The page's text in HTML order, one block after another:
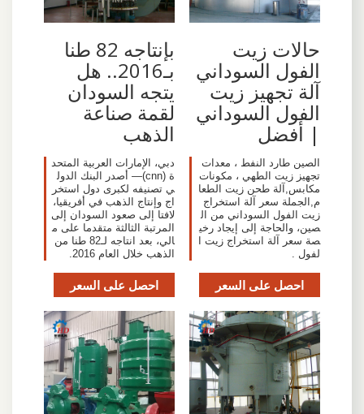
حالات زيت
الفول السوداني
آلة تجهيز زيت
الفول السوداني
| أفضل
الصين طارد النفط ، معدات
تجهيز زيت الطهي ، مكونات
مكابس,آلة طحن زيت الطعا
م,الجملة سعر آلة استخراج
زيت الفول السوداني من ال
صين، والحاجة إلى إيجاد رخي
صة سعر آلة استخراج زيت ا
لفول .
احصل على السعر
بإنتاجه 82 طنا
بـ2016.. هل
يتجه السودان
لقمة صناعة
الذهب
دبي، الإمارات العربية المتحد
ة (cnn)— أصدر البنك الدول
ي تصنيفه لكبرى دول استخر
اج وإنتاج الذهب في أفريقيا،
لافتا إلى صعود السودان إلى
المرتبة الثالثة متقدما على م
الي، بعد انتاجه لـ82 طنا من
الذهب خلال العام 2016.
احصل على السعر